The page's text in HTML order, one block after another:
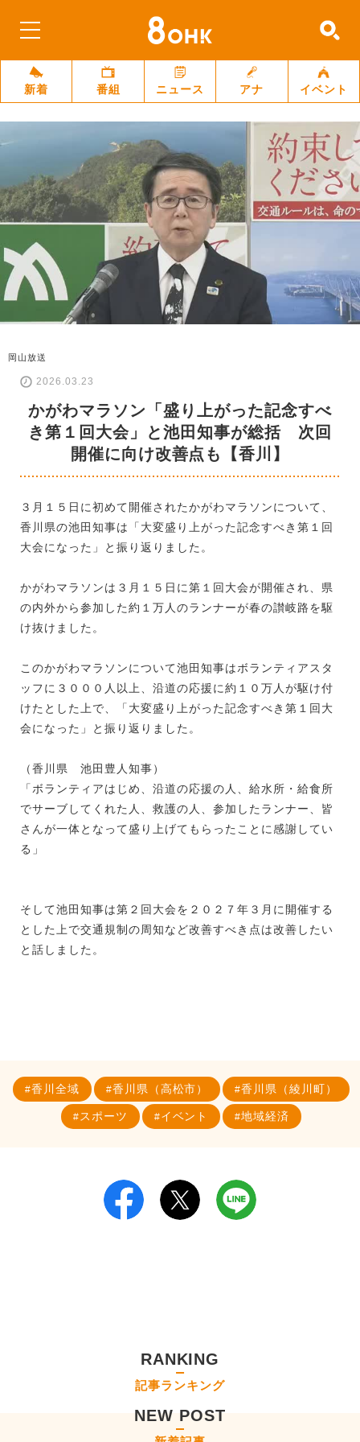
新着 番組 ニュース アナ イベント
岡山放送
2026.03.23
かがわマラソン「盛り上がった記念すべ
き第１回大会」と池田知事が総括 次回
開催に向け改善点も【香川】
３月１５日に初めて開催されたかがわマラソンについて、
香川県の池田知事は「大変盛り上がった記念すべき第１回
大会になった」と振り返りました。
かがわマラソンは３月１５日に第１回大会が開催され、県
の内外から参加した約１万人のランナーが春の讃岐路を駆
け抜けました。
このかがわマラソンについて池田知事はボランティアスタ
ッフに３０００人以上、沿道の応援に約１０万人が駆け付
けたとした上で、「大変盛り上がった記念すべき第１回大
会になった」と振り返りました。
（香川県 池田豊人知事）
「ボランティアはじめ、沿道の応援の人、給水所・給食所
でサーブしてくれた人、救護の人、参加したランナー、皆
さんが一体となって盛り上げてもらったことに感謝してい
る」
そして池田知事は第２回大会を２０２７年３月に開催する
とした上で交通規制の周知など改善すべき点は改善したい
と話しました。
香川全域 香川県（高松市） 香川県（綾川町）
スポーツ イベント 地域経済
RANKING
記事ランキング
NEW POST